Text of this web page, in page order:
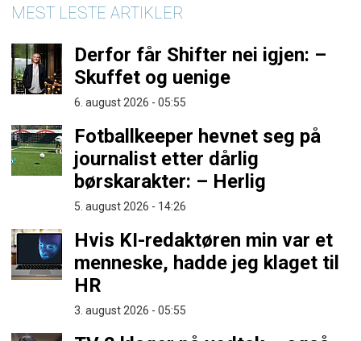
MEST LESTE ARTIKLER
Derfor får Shifter nei igjen: –
Skuffet og uenige
6. august 2026 - 05:55
Fotballkeeper hevnet seg på
journalist etter dårlig
børskarakter: – Herlig
5. august 2026 - 14:26
Hvis KI-redaktøren min var et
menneske, hadde jeg klaget til
HR
3. august 2026 - 05:55